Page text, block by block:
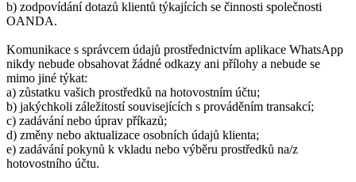
b) zodpovídání dotazů klientů týkajících se činnosti společnosti
OANDA.
Komunikace s správcem údajů prostřednictvím aplikace WhatsApp
nikdy nebude obsahovat žádné odkazy ani přílohy a nebude se
mimo jiné týkat:
a) zůstatku vašich prostředků na hotovostním účtu;
b) jakýchkoli záležitostí souvisejících s prováděním transakcí;
c) zadávání nebo úprav příkazů;
d) změny nebo aktualizace osobních údajů klienta;
e) zadávání pokynů k vkladu nebo výběru prostředků na/z
hotovostního účtu.